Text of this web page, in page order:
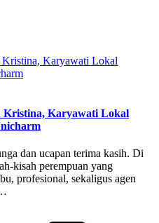
Kristina, Karyawati Lokal
dan ucapan terima kasih. Di
kisah perempuan yang
profesional, sekaligus agen